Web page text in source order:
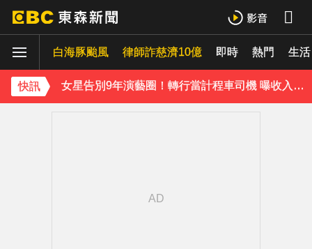
白海豚颱風 律師詐慈濟10億 即時 熱門 生活
快訊
女星告別9年演藝圈！轉行當計程車司機 曝收入：比演員賺更多
蔡阿嘎陷爭議！蘿拉神隱19個月首發文 遭酸「詐騙集團回歸」回應了